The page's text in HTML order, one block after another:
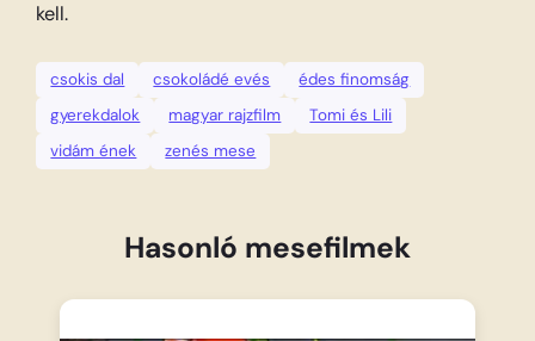
kell.
csokis dal csokoládé evés
édes finomság
gyerekdalok
magyar rajzfilm
Tomi és Lili
vidám ének
zenés mese
Hasonló mesefilmek